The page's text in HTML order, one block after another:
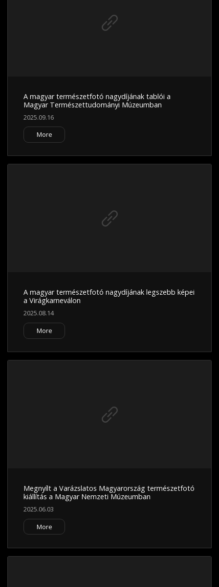
A magyar természetfotó nagydíjának tablói a
Magyar Természettudományi Múzeumban
2025.09.16
More
A magyar természetfotó nagydíjának legszebb képei
a Virágkarneválon
2025.08.14
More
Megnyílt a Varázslatos Magyarország természetfotó
kiállítás a Magyar Nemzeti Múzeumban
2025.06.03
More